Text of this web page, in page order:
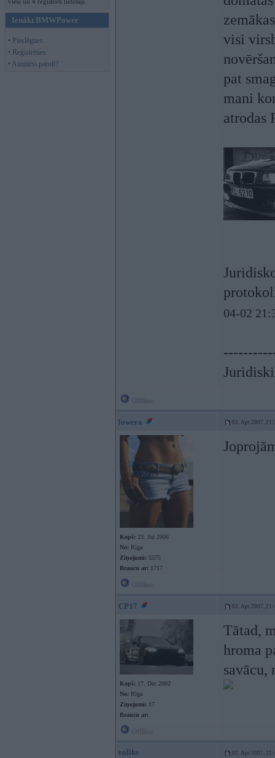
Ienākt BMWPower
• Pieslēgties
• Reģistrēties
• Aizmirsi paroli?
visi
pat
mani
atrodas
04-02
lowera 02. Apr 2007,
Kopš: 23. Jul 2006
No: Rīga
Ziņojumi: 5575
Braucu ar: 1717
CP17 02. Apr 2007,
Kopš: 17. Dec 2002
No: Rīga
Ziņojumi: 17
Braucu ar:
Tātad,
hroma
savācu,
roliks 02. Apr 2007,